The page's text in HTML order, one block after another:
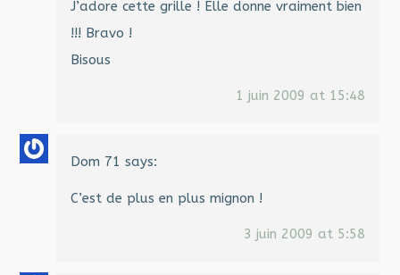
J’adore cette grille ! Elle donne vraiment bien
!!! Bravo !
Bisous
1 juin 2009 at 15:48
Dom 71 says:
C’est de plus en plus mignon !
3 juin 2009 at 5:58